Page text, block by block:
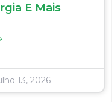
E Mais
13, 2026